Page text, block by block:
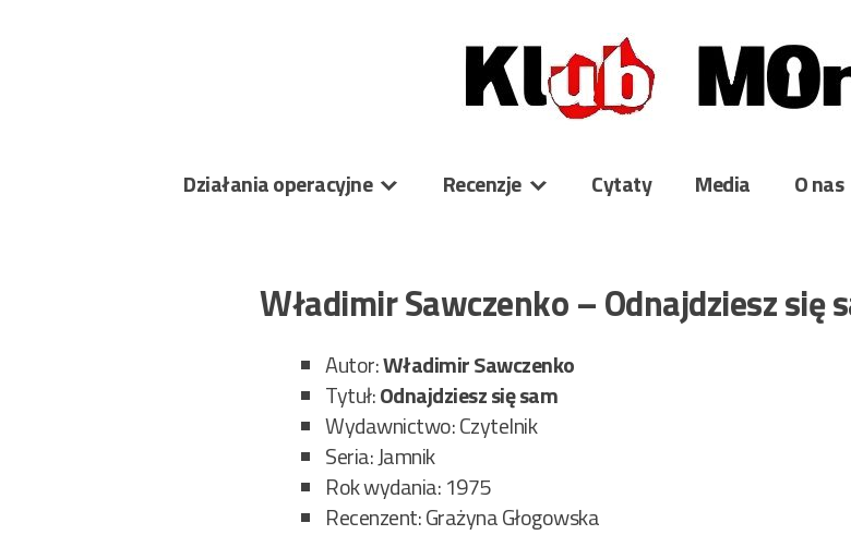
Działania operacyjne Recenzje Cytaty Media O nas
Władimir Sawczenko – Odnajdziesz się
Autor:WładimirSawczenko
Tytuł:Odnajdziesz się sam
Wydawnictwo: Czytelnik
Seria: Jamnik
Rok wydania: 1975
Recenzent: Grażyna Głogowska